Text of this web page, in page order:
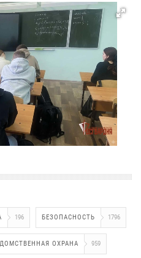
196 БЕЗОПАСНОСТЬ 1796
ОХРАНА 959